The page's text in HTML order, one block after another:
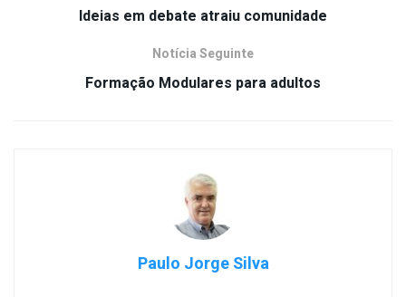
Ideias em debate atraiu comunidade
Notícia Seguinte
Formação Modulares para adultos
Paulo Jorge Silva